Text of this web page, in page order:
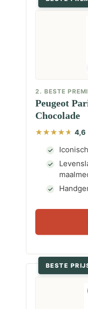
2. BESTE
Peugeot
Chocolade
4,6
BESTE